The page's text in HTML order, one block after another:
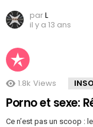
parL
il y a 13 ans
1.8k Views
Porno et sexe:
Ce n’est pas un scoop :